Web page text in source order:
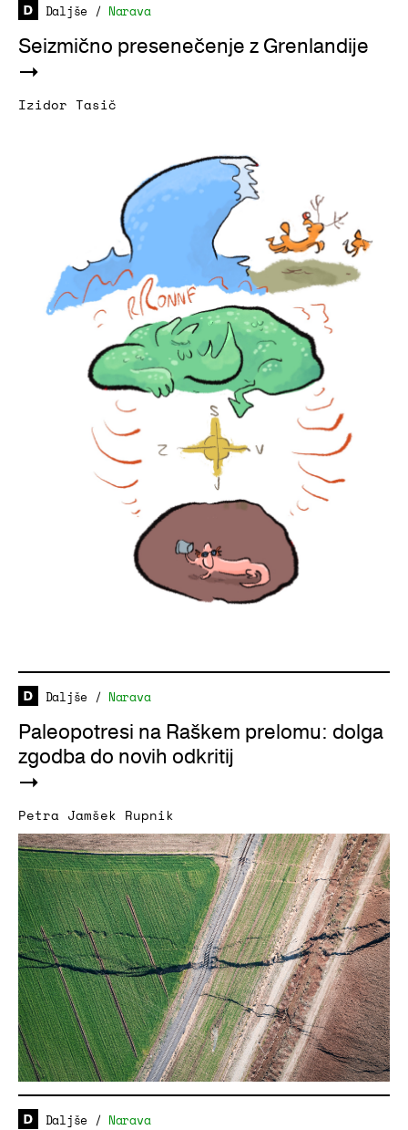
Daljše / Narava
Seizmično presenečenje z Grenlandije
Izidor Tasič
Daljše / Narava
Paleopotresi na Raškem prelomu: dolga
zgodba do novih odkritij
Petra Jamšek Rupnik
Daljše / Narava